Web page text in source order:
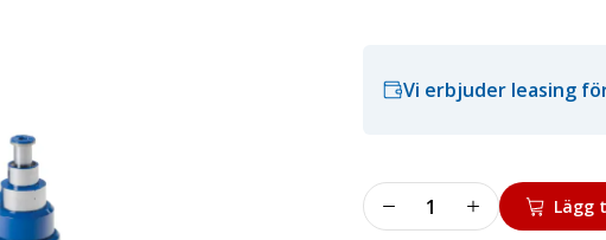
Vi erbjuder leasing
Lufthydraulisk
domkraft
Lägg